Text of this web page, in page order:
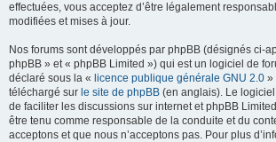
effectuées, vous acceptez d’être légalement
modifiées et mises à jour.
Nos forums sont développés par phpBB (désignés ci-
phpBB » et « phpBB Limited ») qui est un logiciel de
déclaré sous la « licence publique générale GNU 2.0 »
téléchargé sur le site de phpBB (en anglais). Le
de faciliter les discussions sur internet et phpBB
être tenu comme responsable de la conduite et du
acceptons et que nous n’acceptons pas. Pour plus